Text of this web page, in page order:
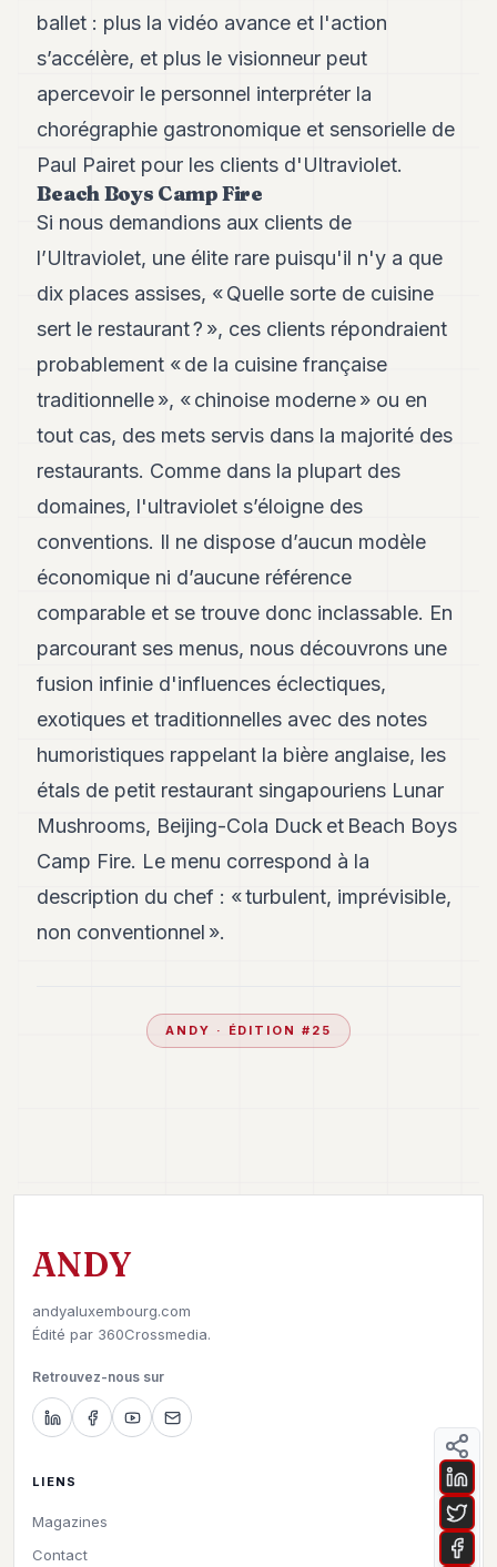
FR
ballet : plus la vidéo avance et l'action
s’accélère, et plus le visionneur peut
apercevoir le personnel interpréter la
chorégraphie gastronomique et sensorielle de
Paul Pairet pour les clients d'Ultraviolet.
Beach Boys Camp Fire
Si nous demandions aux clients de
l’Ultraviolet, une élite rare puisqu'il n'y a que
dix places assises, « Quelle sorte de cuisine
sert le restaurant ? », ces clients répondraient
probablement « de la cuisine française
traditionnelle », « chinoise moderne » ou en
tout cas, des mets servis dans la majorité des
restaurants. Comme dans la plupart des
domaines, l'ultraviolet s’éloigne des
conventions. Il ne dispose d’aucun modèle
économique ni d’aucune référence
comparable et se trouve donc inclassable. En
parcourant ses menus, nous découvrons une
fusion infinie d'influences éclectiques,
exotiques et traditionnelles avec des notes
humoristiques rappelant la bière anglaise, les
étals de petit restaurant singapouriens Lunar
Mushrooms, Beijing-Cola Duck et Beach Boys
Camp Fire. Le menu correspond à la
description du chef : « turbulent, imprévisible,
non conventionnel ».
ANDY · ÉDITION # 25
ANDY
andyaluxembourg.com
Édité par 360Crossmedia.
Retrouvez-nous sur
LIENS
Magazines
Contact